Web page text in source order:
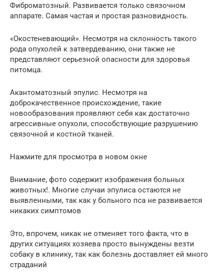
Фиброматозный. Развивается только связочном
аппарате. Самая частая и простая разновидность.
«Окостеневающий». Несмотря на склонность такого
рода опухолей к затвердеванию, они также не
представляют серьезной опасности для здоровья
питомца.
Акантоматозный эпулис. Несмотря на
доброкачественное происхождение, такие
новообразования проявляют себя как достаточно
агрессивные опухоли, способствующие разрушению
связочной и костной тканей.
Нажмите для просмотра в новом окне
Внимание, фото содержит изображения больных
животных!. Многие случаи эпулиса остаются не
выявленными, так как у больного пса не развивается
никаких симптомов
Это, впрочем, никак не отменяет того факта, что в
других ситуациях хозяева просто вынуждены везти
собаку в клинику, так как болезнь доставляет ей много
страданий